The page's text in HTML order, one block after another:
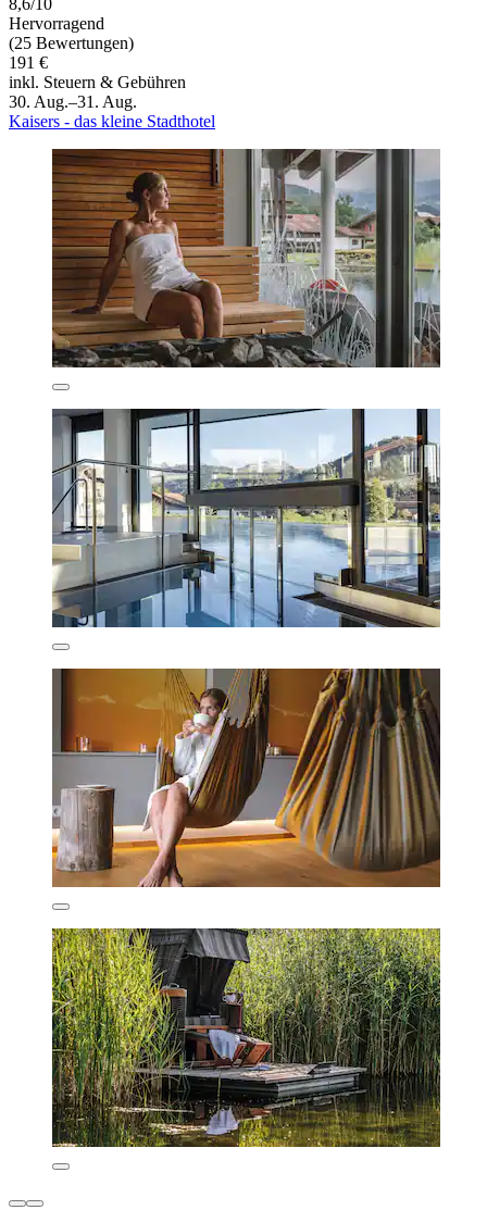
8,6/10
Hervorragend
(25 Bewertungen)
191 €
inkl. Steuern & Gebühren
30. Aug.–31. Aug.
Kaisers - das kleine Stadthotel